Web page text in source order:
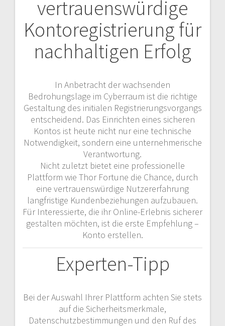
vertrauenswürdige
Kontoregistrierung für
nachhaltigen Erfolg
In Anbetracht der wachsenden
Bedrohungslage im Cyberraum ist die richtige
Gestaltung des initialen Registrierungsvorgangs
entscheidend. Das Einrichten eines sicheren
Kontos ist heute nicht nur eine technische
Notwendigkeit, sondern eine unternehmerische
Verantwortung.
Nicht zuletzt bietet eine professionelle
Plattform wie Thor Fortune die Chance, durch
eine vertrauenswürdige Nutzererfahrung
langfristige Kundenbeziehungen aufzubauen.
Für Interessierte, die ihr Online-Erlebnis sicherer
gestalten möchten, ist die erste Empfehlung –
Konto erstellen.
Experten-Tipp
Bei der Auswahl Ihrer Plattform achten Sie stets
auf die Sicherheitsmerkmale,
Datenschutzbestimmungen und den Ruf des